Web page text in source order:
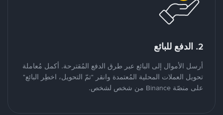
2. الدفع للبائع
أرسل الأموال إلى البائع عبر طرق الدفع المُقترحة. أكمل مُعاملة
تحويل العملات المحلية المُعتمدة وانقر "تمّ التحويل، اخطِر البائع"
على منصّة Binance من شخص لشخص.